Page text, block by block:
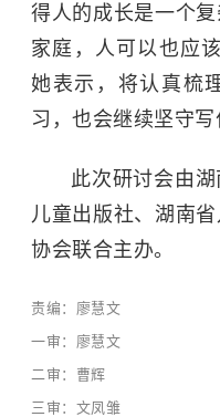
得人的成长是一个
家庭，人可以也应
她表示，将认真梳
习，也会继续坚守写
此次研讨会由
儿童出版社、湖南
协会联合主办。
责编：廖慧文
一审：廖慧文
二审：曹辉
三审：文凤雏